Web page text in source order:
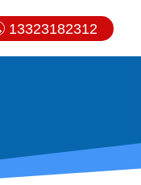
13323182312